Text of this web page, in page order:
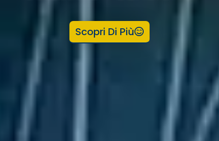
Scopri Di Più